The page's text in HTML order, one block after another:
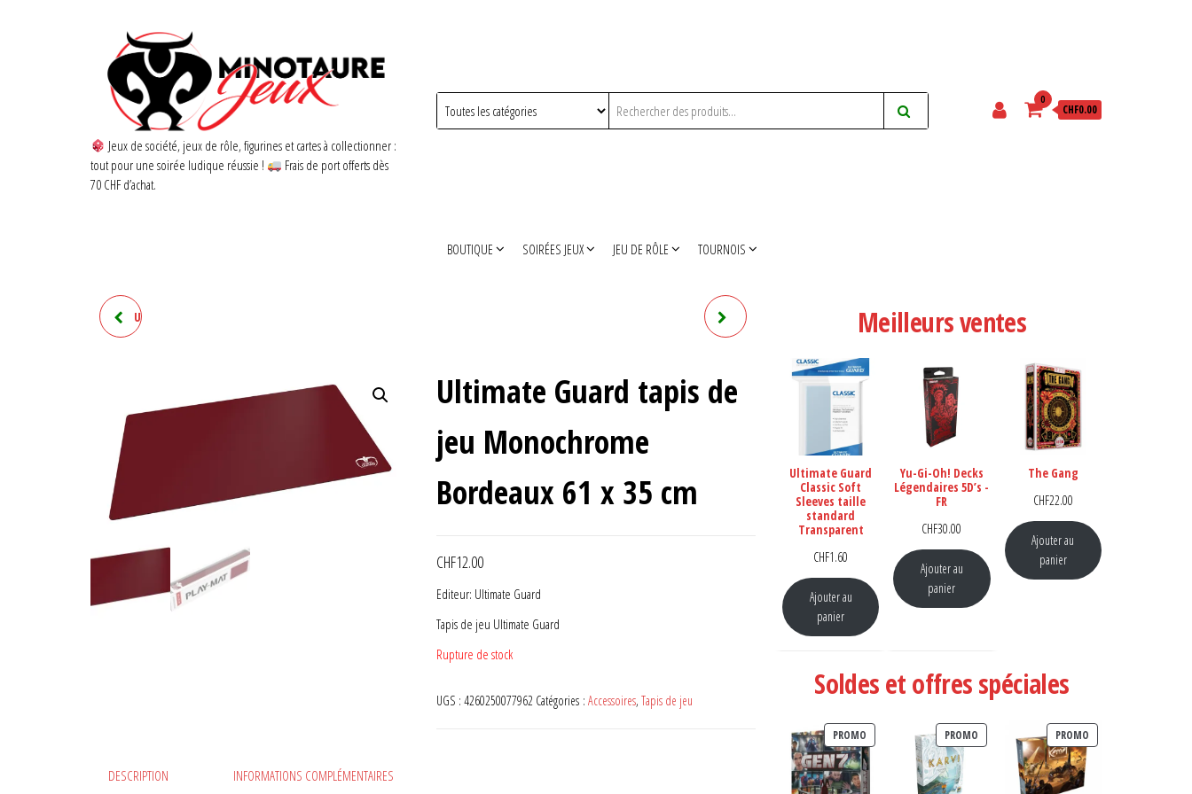
Jeux de société, jeux de rôle, figurines et cartes à collectionner :
tout pour une soirée ludique réussie !
Frais de port offerts dès
70 CHF d’achat.
0
CHF0.00
BOUTIQUE SOIRÉES JEUX JEU DE RÔLE TOURNOIS
ULTIMATE GUARD TAPIS DE
PÉTROLE 61 X 35 CM TAILLE STANDARD VIOLET
MAT
Ultimate Guard tapis de
jeu Monochrome
Bordeaux 61 x 35 cm
CHF12.00
Editeur: Ultimate Guard
Tapis de jeu Ultimate Guard
Rupture de stock
UGS : 4260250077962 Catégories : Accessoires, Tapis de jeu
DESCRIPTION INFORMATIONS COMPLÉMENTAIRES
Meilleurs ventes
Ultimate Guard
Classic Soft
Sleeves taille
standard
Transparent
CHF1.60
Ajouter au
panier
Yu-Gi-Oh! Decks
Légendaires 5D’s -
FR
CHF30.00
Ajouter au
panier
The Gang
CHF22.00
Ajouter au
panier
Soldes et offres spéciales
PROMO PRODUIT EN PROMOTION
PROMOPRODUIT EN PROMOTION
PROMOPRODUIT EN